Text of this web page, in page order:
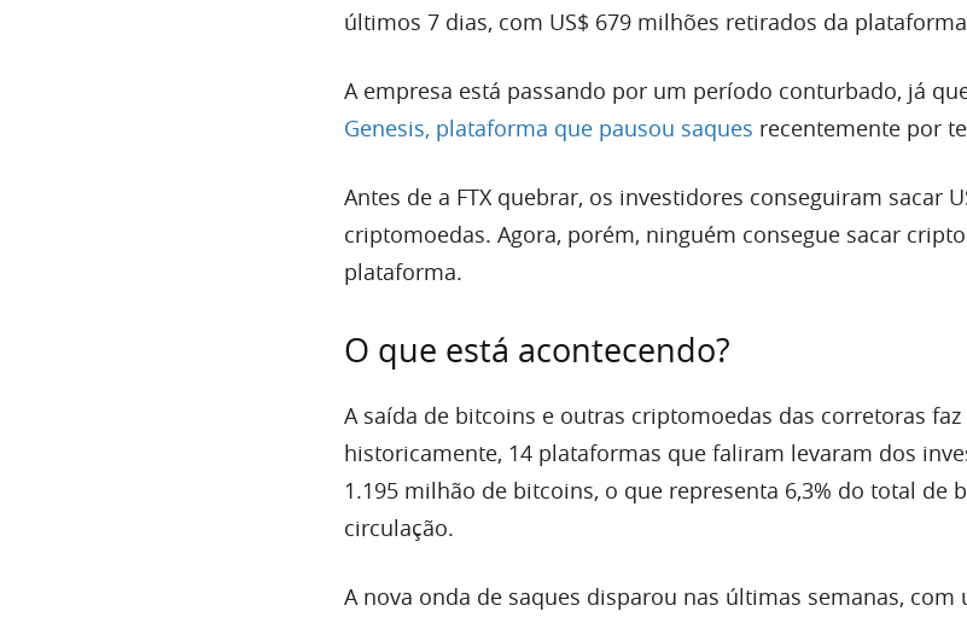
últimos 7 dias, com US$ 679 milhões retirados da
A empresa está passando por um período conturbado, já
Genesis, plataforma que pausou saques recentemente por
Antes de a FTX quebrar, os investidores conseguiram sacar
criptomoedas. Agora, porém, ninguém consegue sacar
plataforma.
O que está acontecendo?
A saída de bitcoins e outras criptomoedas das corretoras
historicamente, 14 plataformas que faliram levaram dos
1.195 milhão de bitcoins, o que representa 6,3% do total de
circulação.
A nova onda de saques disparou nas últimas semanas, com